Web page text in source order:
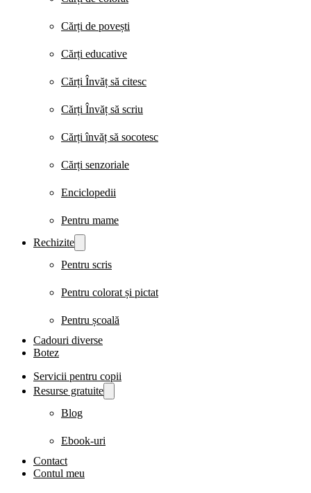
Cărți de povești
Cărți educative
Cărți Învăț să citesc
Cărți Învăț să scriu
Cărți învăț să socotesc
Cărți senzoriale
Enciclopedii
Pentru mame
Rechizite
Pentru scris
Pentru colorat și pictat
Pentru școală
Cadouri diverse
Botez
Servicii pentru copii
Resurse gratuite
Blog
Ebook-uri
Contact
Contul meu